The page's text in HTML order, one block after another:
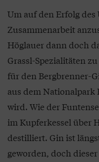
Um auf den Erfolg
Zusammenarbeit
Höglauer dann doch
Grassl-Spezialitäten
für den Bergbrenner-
aus dem Nationalpark
wird. Wie der
im Kupferkessel über
destilliert. Gin ist
geworden, doch